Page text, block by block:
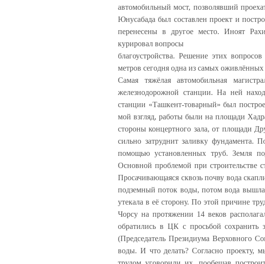
автомобильный мост, позволявший
Юнусабада был составлен проект и
перенесены в другое место. Иноят
курировал вопросы
благоустройства. Решение этих
метров сегодня одна из самых оживлённых
Самая тяжёлая автомобильная
железнодорожной станции. На ней
станции «Ташкент-товарный» был
мой взгляд, работы были на площади
стороны концертного зала, от площади
сильно затруднит заливку фундамента.
помощью установленных труб. Земля
Основной проблемой при строительстве
Просачивающаяся сквозь почву вода
подземный поток воды, потом вода вышла
утекала в её сторону. По этой причине
Чорсу на протяжении 14 веков
обратились в ЦК с просьбой
(Председатель Президиума Верховного
воды. И что делать? Согласно проекту,